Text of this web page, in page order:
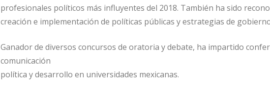
profesionales políticos más influyentes del 2018. También ha sido
creación e implementación de políticas públicas y estrategias de
Ganador de diversos concursos de oratoria y debate, ha impartido
comunicación
política y desarrollo en universidades mexicanas.